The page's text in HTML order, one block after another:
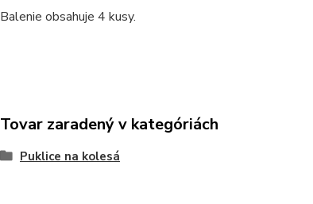
Balenie obsahuje 4 kusy.
Tovar zaradený v kategóriách
Puklice na kolesá